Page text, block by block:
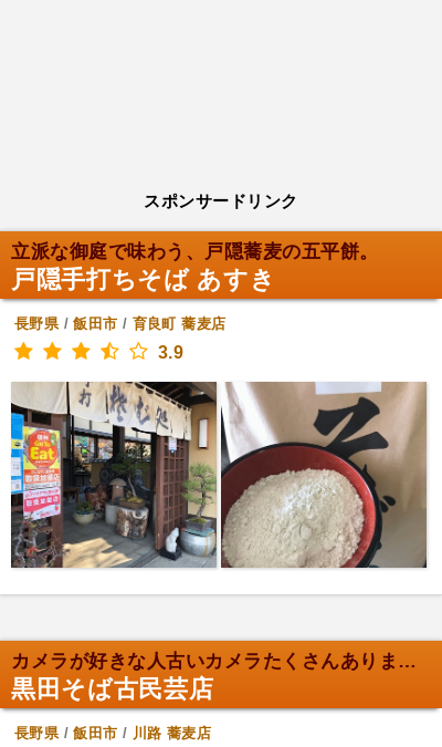
スポンサードリンク
立派な御庭で味わう、戸隠蕎麦の五平餅。
戸隠手打ちそば あすき
長野県/飯田市 / 育良町 蕎麦店
3.9
カメラが好きな人古いカメラたくさんありました。
黒田そば古民芸店
長野県/飯田市 / 川路 蕎麦店